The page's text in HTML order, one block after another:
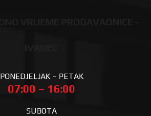
PONEDJELJAK – PETAK
07:00 – 16:00
SUBOTA